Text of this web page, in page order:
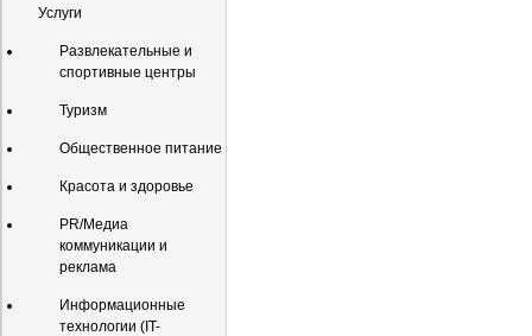
Услуги
Развлекательные и
спортивные центры
Туризм
Общественное питание
Красота и здоровье
PR/Медиа
коммуникации и
реклама
Информационные
технологии (IT-